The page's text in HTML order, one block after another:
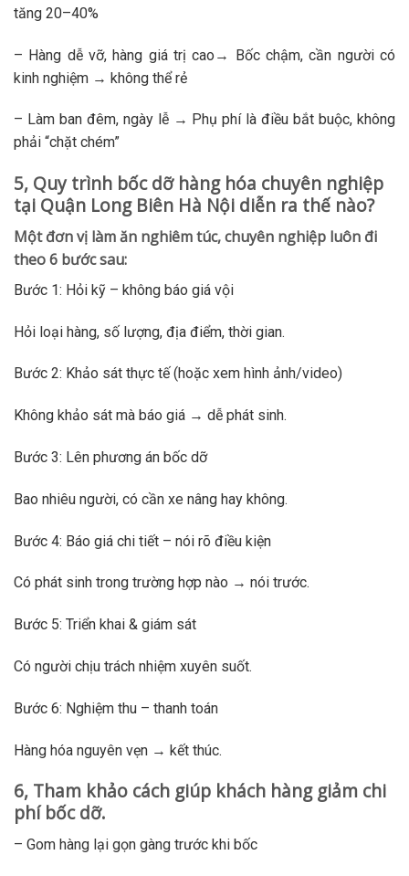
tăng 20–40%
– Hàng dễ vỡ, hàng giá trị cao→ Bốc chậm, cần người có
kinh nghiệm → không thể rẻ
– Làm ban đêm, ngày lễ → Phụ phí là điều bắt buộc, không
phải “chặt chém”
5, Quy trình bốc dỡ hàng hóa chuyên nghiệp
tại Quận Long Biên Hà Nội diễn ra thế nào?
Một đơn vị làm ăn nghiêm túc, chuyên nghiệp luôn đi
theo 6 bước sau:
Bước 1: Hỏi kỹ – không báo giá vội
Hỏi loại hàng, số lượng, địa điểm, thời gian.
Bước 2: Khảo sát thực tế (hoặc xem hình ảnh/video)
Không khảo sát mà báo giá → dễ phát sinh.
Bước 3: Lên phương án bốc dỡ
Bao nhiêu người, có cần xe nâng hay không.
Bước 4: Báo giá chi tiết – nói rõ điều kiện
Có phát sinh trong trường hợp nào → nói trước.
Bước 5: Triển khai & giám sát
Có người chịu trách nhiệm xuyên suốt.
Bước 6: Nghiệm thu – thanh toán
Hàng hóa nguyên vẹn → kết thúc.
6, Tham khảo cách giúp khách hàng giảm chi
phí bốc dỡ.
– Gom hàng lại gọn gàng trước khi bốc